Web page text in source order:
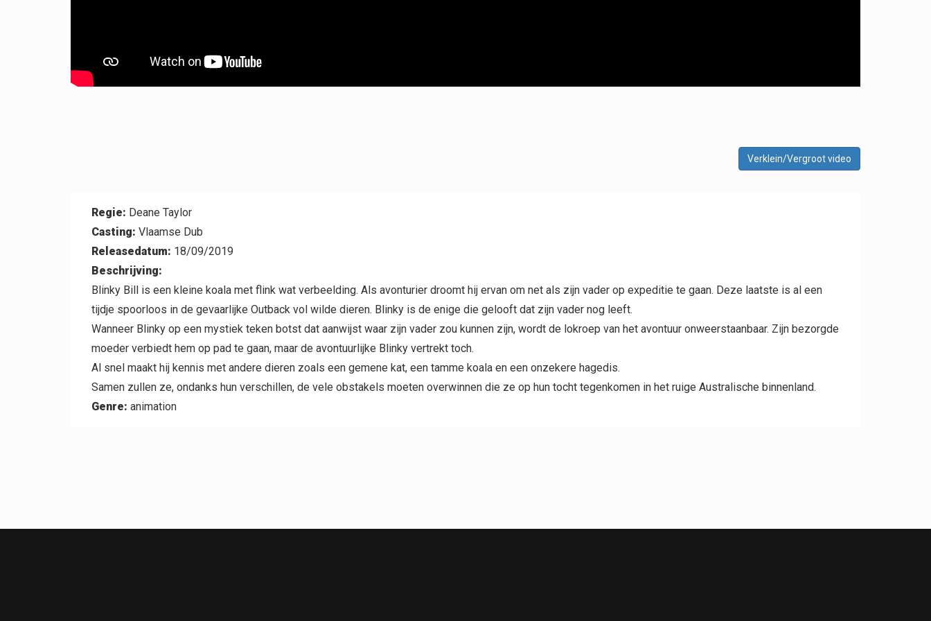
Verklein/Vergroot video
Regie: Deane Taylor
Casting: Vlaamse Dub
Releasedatum: 18/09/2019
Beschrijving:
Blinky Bill is een kleine koala met flink wat verbeelding. Als avonturier droomt hij ervan om net als zijn vader op expeditie te gaan. Deze laatste is al een
tijdje spoorloos in de gevaarlijke Outback vol wilde dieren. Blinky is de enige die gelooft dat zijn vader nog leeft.
Wanneer Blinky op een mystiek teken botst dat aanwijst waar zijn vader zou kunnen zijn, wordt de lokroep van het avontuur onweerstaanbaar. Zijn bezorgde
moeder verbiedt hem op pad te gaan, maar de avontuurlijke Blinky vertrekt toch.
Al snel maakt hij kennis met andere dieren zoals een gemene kat, een tamme koala en een onzekere hagedis.
Samen zullen ze, ondanks hun verschillen, de vele obstakels moeten overwinnen die ze op hun tocht tegenkomen in het ruige Australische binnenland.
Genre: animation